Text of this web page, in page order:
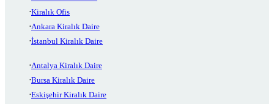
Kiralık Ofis
Ankara Kiralık Daire
İstanbul Kiralık Daire
Antalya Kiralık Daire
Bursa Kiralık Daire
Eskişehir Kiralık Daire